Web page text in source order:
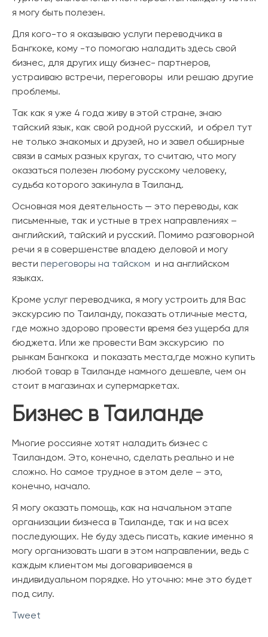
я могу быть полезен.
Для кого-то я оказываю услуги переводчика в
Бангкоке, кому -то помогаю наладить здесь свой
бизнес, для других ищу бизнес- партнеров,
устраиваю встречи, переговоры или решаю другие
проблемы.
Так как я уже 4 года живу в этой стране, знаю
тайский язык, как свой родной русский, и обрел тут
не только знакомых и друзей, но и завел обширные
связи в самых разных кругах, то считаю, что могу
оказаться полезен любому русскому человеку,
судьба которого закинула в Таиланд.
Основная моя деятельность — это переводы, как
письменные, так и устные в трех направлениях –
английский, тайский и русский. Помимо разговорной
речи я в совершенстве владею деловой и могу
вести переговоры на тайском и на английском
языках.
Кроме услуг переводчика, я могу устроить для Вас
экскурсию по Таиланду, показать отличные места,
где можно здорово провести время без ущерба для
бюджета. Или же провести Вам экскурсию по
рынкам Бангкока и показать места,где можно купить
любой товар в Таиланде намного дешевле, чем он
стоит в магазинах и супермаркетах.
Бизнес в Таиланде
Многие россияне хотят наладить бизнес с
Таиландом. Это, конечно, сделать реально и не
сложно. Но самое трудное в этом деле – это,
конечно, начало.
Я могу оказать помощь, как на начальном этапе
организации бизнеса в Таиланде, так и на всех
последующих. Не буду здесь писать, какие именно я
могу организовать шаги в этом направлении, ведь с
каждым клиентом мы договариваемся в
индивидуальном порядке. Но уточню: мне это будет
под силу.
Tweet